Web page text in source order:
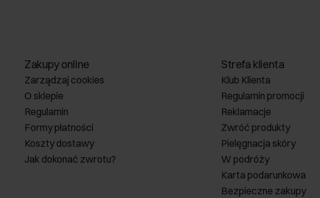
Zakupy online
Zarządzaj cookies
O sklepie
Regulamin
Formy płatności
Koszty dostawy
Jak dokonać zwrotu?
Strefa klienta
Klub Klienta
Regulamin promocji
Reklamacje
Zwróć produkty
Pielęgnacja skóry
W podróży
Karta podarunkowa
Bezpieczne zakupy